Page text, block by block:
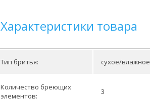
Характеристики товара
Тип бритья: сухое/влажное
Количество бреющих
элементов:
3